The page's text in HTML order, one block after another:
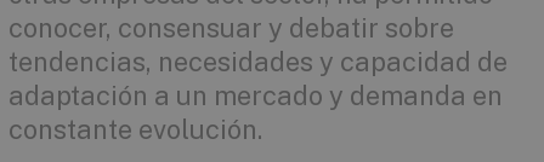
conocer, consensuar y debatir sobre
tendencias, necesidades y capacidad de
adaptación a un mercado y demanda en
constante evolución.